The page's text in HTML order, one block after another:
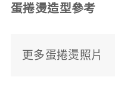
蛋捲燙造型參考
更多蛋捲燙照片